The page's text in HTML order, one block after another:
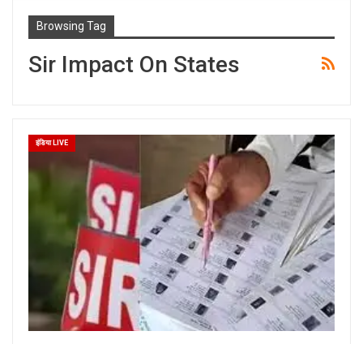
Browsing Tag
Sir Impact On States
इंडिया LIVE